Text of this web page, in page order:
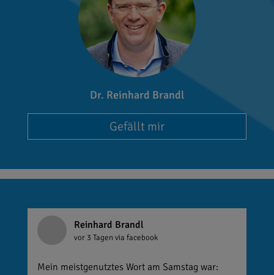
Dr. Reinhard Brandl
Gefällt mir
Reinhard Brandl
vor 3 Tagen via facebook
Mein meistgenutztes Wort am Samstag war: